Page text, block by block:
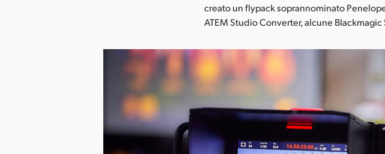
creato un flypack soprannominato
ATEM Studio Converter, alcune